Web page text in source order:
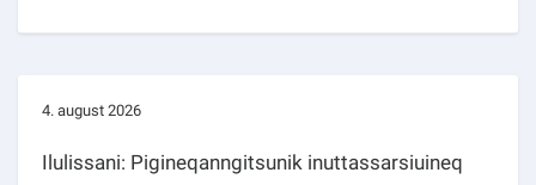
4. august 2026
Ilulissani: Pigineqanngitsunik inuttassarsiuineq